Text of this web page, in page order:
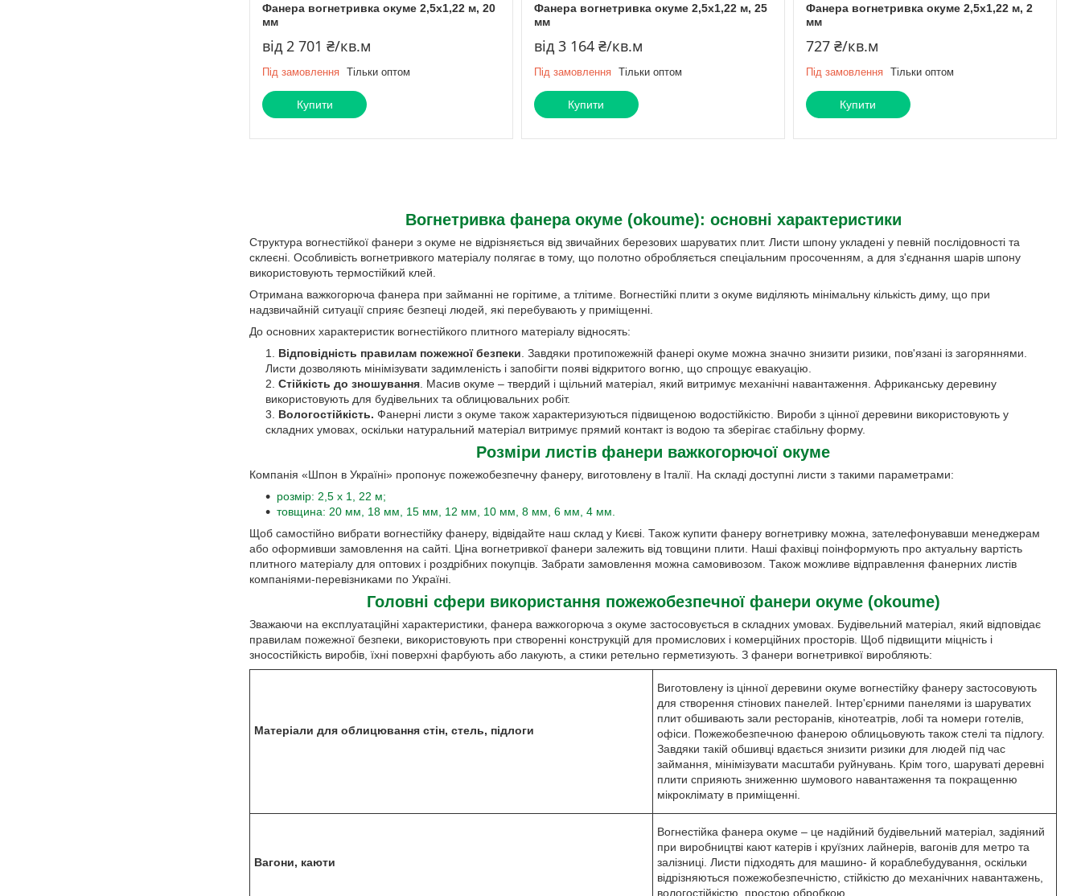
Фанера вогнетривка окуме 2,5х1,22 м, 20
мм
від 2 701 ₴/кв.м
Під замовлення Тільки оптом
Купити
Фанера вогнетривка окуме 2,5х1,22 м, 25
мм
від 3 164 ₴/кв.м
Під замовлення Тільки оптом
Купити
Фанера вогнетривка окуме 2,5х1,22 м, 2
мм
727 ₴/кв.м
Під замовлення Тільки оптом
Купити
Вогнетривка фанера окуме (okoume): основні характеристики
Структура вогнестійкої фанери з окуме не відрізняється від звичайних березових шаруватих плит. Листи шпону укладені у певній послідовності та
склеєні. Особливість вогнетривкого матеріалу полягає в тому, що полотно обробляється спеціальним просоченням, а для з'єднання шарів шпону
використовують термостійкий клей.
Отримана важкогорюча фанера при займанні не горітиме, а тлітиме. Вогнестійкі плити з окуме виділяють мінімальну кількість диму, що при
надзвичайній ситуації сприяє безпеці людей, які перебувають у приміщенні.
До основних характеристик вогнестійкого плитного матеріалу відносять:
Відповідність правилам пожежної безпеки . Завдяки протипожежній фанері окуме можна значно знизити ризики, пов'язані із загоряннями.
Листи дозволяють мінімізувати задимленість і запобігти появі відкритого вогню, що спрощує евакуацію.
Стійкість до зношування . Масив окуме – твердий і щільний матеріал, який витримує механічні навантаження. Африканську деревину
використовують для будівельних та облицювальних робіт.
Вологостійкість. Фанерні листи з окуме також характеризуються підвищеною водостійкістю. Вироби з цінної деревини використовують у
складних умовах, оскільки натуральний матеріал витримує прямий контакт із водою та зберігає стабільну форму.
Розміри листів фанери важкогорючої окуме
Компанія «Шпон в Україні» пропонує пожежобезпечну фанеру, виготовлену в Італії. На складі доступні листи з такими параметрами:
розмір: 2,5 х 1, 22 м;
товщина: 20 мм, 18 мм, 15 мм, 12 мм, 10 мм, 8 мм, 6 мм, 4 мм.
Щоб самостійно вибрати вогнестійку фанеру, відвідайте наш склад у Києві. Також купити фанеру вогнетривку можна, зателефонувавши менеджерам
або оформивши замовлення на сайті. Ціна вогнетривкої фанери залежить від товщини плити. Наші фахівці поінформують про актуальну вартість
плитного матеріалу для оптових і роздрібних покупців. Забрати замовлення можна самовивозом. Також можливе відправлення фанерних листів
компаніями-перевізниками по Україні.
Головні сфери використання пожежобезпечної фанери окуме (okoume)
Зважаючи на експлуатаційні характеристики, фанера важкогорюча з окуме застосовується в складних умовах. Будівельний матеріал, який відповідає
правилам пожежної безпеки, використовують при створенні конструкцій для промислових і комерційних просторів. Щоб підвищити міцність і
зносостійкість виробів, їхні поверхні фарбують або лакують, а стики ретельно герметизують. З фанери вогнетривкої виробляють:
Матеріали для облицювання стін, стель, підлоги
Виготовлену із цінної деревини окуме вогнестійку фанеру застосовують
для створення стінових панелей. Інтер'єрними панелями із шаруватих
плит обшивають зали ресторанів, кінотеатрів, лобі та номери готелів,
офіси. Пожежобезпечною фанерою облицьовують також стелі та підлогу.
Завдяки такій обшивці вдається знизити ризики для людей під час
займання, мінімізувати масштаби руйнувань. Крім того, шаруваті деревні
плити сприяють зниженню шумового навантаження та покращенню
мікроклімату в приміщенні.
Вагони, каюти
Вогнестійка фанера окуме – це надійний будівельний матеріал, задіяний
при виробництві кают катерів і круїзних лайнерів, вагонів для метро та
залізниці. Листи підходять для машино- й кораблебудування, оскільки
відрізняються пожежобезпечністю, стійкістю до механічних навантажень,
вологостійкістю, простою обробкою.